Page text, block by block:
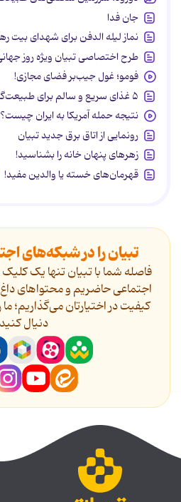
جان فدا
نماز لیله الدفن برای شهدای بیت
طرح اختصاصی تبیان ویژه روز
فومو؛ غول جیب‌بر فضای مجازی!
۵ غذای سریع و سالم برای طبیعت‌گردی
نتیجه حمله آمریکا به ایران چیست؟
رونمایی از اتاق برق جدید تبیان
زهرهای پنهان خانه را بشناسید!
قهرمان‌های خسته یا والدین مفید!
تبیان را در شبکه‌های
فاصله شما با تبیان تنها یک
اجتماعی حاضریم و محتواهای داغ
کیفیت در اختیارتان می‌گذاریم؛
دنیال